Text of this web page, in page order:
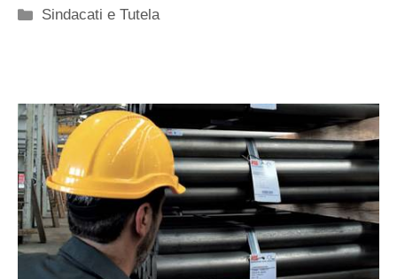
Categorie
Sindacati e Tutela